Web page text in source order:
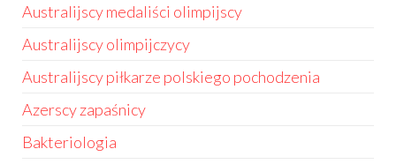
Australijscy medaliści olimpijscy
Australijscy olimpijczycy
Australijscy piłkarze polskiego pochodzenia
Azerscy zapaśnicy
Bakteriologia